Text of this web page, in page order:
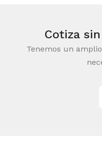
Cotiza
Tenemos un